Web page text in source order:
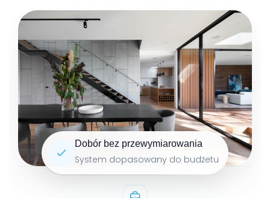
Dobór bez przewymiarowania
System dopasowany do budżetu